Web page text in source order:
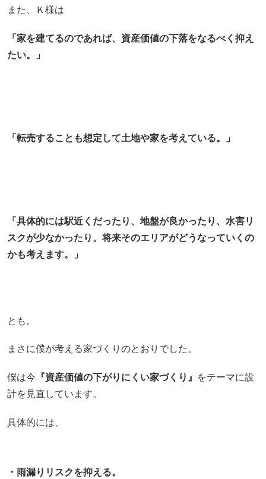
また、Ｋ様は
「家を建てるのであれば、資産価値の下落をなるべく抑え
たい。」
「転売することも想定して土地や家を考えている。」
「具体的には駅近くだったり、地盤が良かったり、水害リ
スクが少なかったり。将来そのエリアがどうなっていくの
かも考えます。」
とも。
まさに僕が考える家づくりのとおりでした。
僕は今 『資産価値の下がりにくい家づくり』
をテーマに設
計を見直しています。
具体的には、
・雨漏りリスクを抑える。